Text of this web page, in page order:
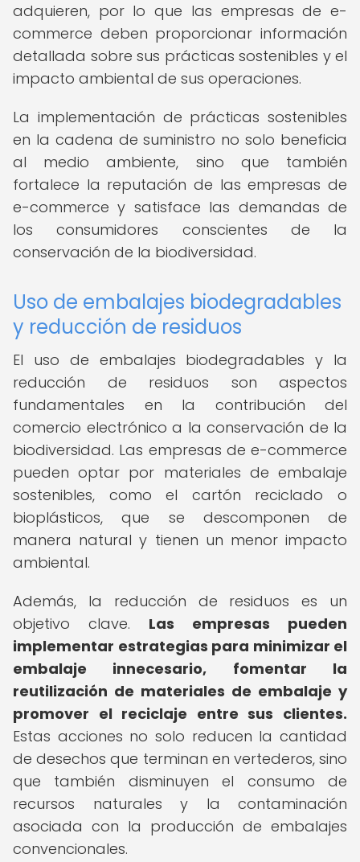
adquieren, por lo que las empresas de e-
commerce deben proporcionar información
detallada sobre sus prácticas sostenibles y el
impacto ambiental de sus operaciones.
La implementación de prácticas sostenibles
en la cadena de suministro no solo beneficia
al medio ambiente, sino que también
fortalece la reputación de las empresas de
e-commerce y satisface las demandas de
los consumidores conscientes de la
conservación de la biodiversidad.
Uso de embalajes biodegradables
y reducción de residuos
El uso de embalajes biodegradables y la
reducción de residuos son aspectos
fundamentales en la contribución del
comercio electrónico a la conservación de la
biodiversidad. Las empresas de e-commerce
pueden optar por materiales de embalaje
sostenibles, como el cartón reciclado o
bioplásticos, que se descomponen de
manera natural y tienen un menor impacto
ambiental.
Además, la reducción de residuos es un
objetivo clave. Las empresas pueden
implementar estrategias para minimizar el
embalaje innecesario, fomentar la
reutilización de materiales de embalaje y
promover el reciclaje entre sus clientes.
Estas acciones no solo reducen la cantidad
de desechos que terminan en vertederos, sino
que también disminuyen el consumo de
recursos naturales y la contaminación
asociada con la producción de embalajes
convencionales.